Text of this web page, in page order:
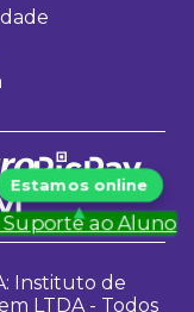
Suporte ao Aluno
Instituto de
LTDA - Todos